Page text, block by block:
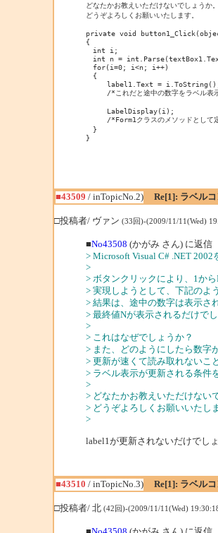
どなたかお教えいただけないでしょうか。
どうぞよろしくお願いいたします。
private void
{
int i;
int n =
for(i=0; i<n; i++)
{
label1.Text =
/*これだと途中の数字をラベル表
LabelDisplay(i);
/*Form1クラスのメソッドとして定
}
■43509 / inTopicNo.2)
Re[1]: ラベル
□投稿者/ ヴァン (33回)-(2009/11/11(Wed)
■No43508 (かがみ さん) に返信
> Microsoft Visual C# .NET 2002
>
> ボタンクリックにより、1か
> 実現しようとして、下記のよ
> 結果は、途中の数字は表示さ
> 最終値Nが表示されるだけでし
>
> これはなぜでしょうか？
> また、どのようにしたら数字
> 更新が速くて読み取れないこ
> ラベル表示が更新される条件
>
> どなたかお教えいただけない
> どうぞよろしくお願いいたし
>
label1が更新されないだけでしょ
■43510 / inTopicNo.3)
Re[1]: ラベル
□投稿者/ 北 (42回)-(2009/11/11(Wed)